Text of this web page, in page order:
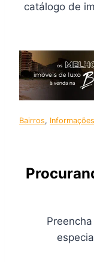
catálogo de
Bairros, Informações